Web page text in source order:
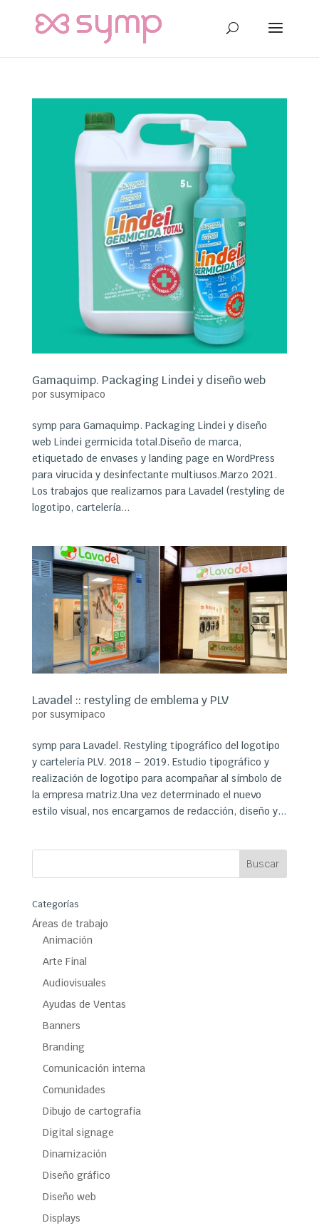
Gamaquimp. Packaging Lindei y diseño web
por susymipaco
symp para Gamaquimp. Packaging Lindei y diseño
web Lindei germicida total.Diseño de marca,
etiquetado de envases y landing page en WordPress
para virucida y desinfectante multiusos.Marzo 2021.
Los trabajos que realizamos para Lavadel (restyling de
logotipo, cartelería...
Lavadel :: restyling de emblema y PLV
por susymipaco
symp para Lavadel. Restyling tipográfico del logotipo
y cartelería PLV. 2018 – 2019. Estudio tipográfico y
realización de logotipo para acompañar al símbolo de
la empresa matriz.Una vez determinado el nuevo
estilo visual, nos encargamos de redacción, diseño y...
Categorías
Áreas de trabajo
Animación
Arte Final
Audiovisuales
Ayudas de Ventas
Banners
Branding
Comunicación interna
Comunidades
Dibujo de cartografía
Digital signage
Dinamización
Diseño gráfico
Diseño web
Displays